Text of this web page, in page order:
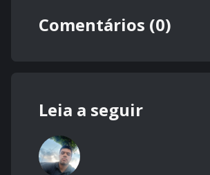
Comentários (0)
Leia a seguir